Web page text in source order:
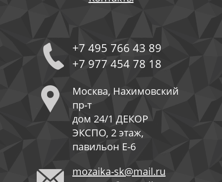
+7 495 766 43 89
+7 977 454 78 18
Москва, Нахимовский
пр-т
дом 24/1 ДЕКОР
ЭКСПО, 2 этаж,
павильон Е-6
mozaika-sk@mail.ru